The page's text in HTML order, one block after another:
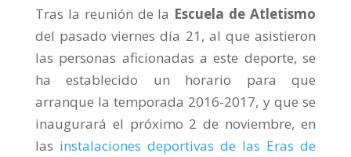
Tras la reunión de la Escuela de Atletismo
del pasado viernes día 21, al que asistieron
las personas aficionadas a este deporte, se
ha establecido un horario para que
arranque la temporada 2016-2017, y que se
inaugurará el próximo 2 de noviembre, en
las instalaciones deportivas de las Eras de